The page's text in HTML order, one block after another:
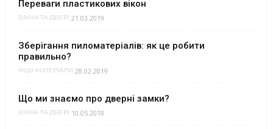
Переваги пластикових вікон
ВІКНА ТА ДВЕРІ 21.03.2019
Зберігання пиломатеріалів: як це робити
правильно?
ІНШІ МАТЕРІАЛИ 28.02.2019
Що ми знаємо про дверні замки?
ВІКНА ТА ДВЕРІ 10.05.2018